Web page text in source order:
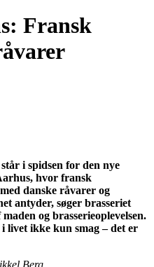
Fransk
i spidsen for den nye
hvor fransk
danske råvarer og
antyder, søger brasseriet
og brasserieoplevelsen.
livet ikke kun smag – det er